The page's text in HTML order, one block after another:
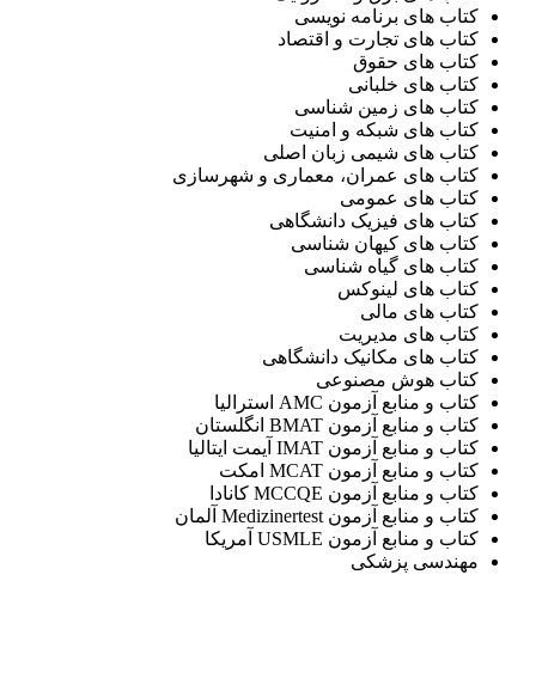
کتاب های برنامه نویسی
کتاب های تجارت و اقتصاد
کتاب های حقوق
کتاب های خلبانی
کتاب های زمین شناسی
کتاب های شبکه و امنیت
کتاب های شیمی زبان اصلی
کتاب های عمران، معماری و شهرسازی
کتاب های عمومی
کتاب های فیزیک دانشگاهی
کتاب های کیهان شناسی
کتاب های گیاه شناسی
کتاب های لینوکس
کتاب های مالی
کتاب های مدیریت
کتاب های مکانیک دانشگاهی
کتاب هوش مصنوعی
کتاب و منابع آزمون AMC استرالیا
کتاب و منابع آزمون BMAT انگلستان
کتاب و منابع آزمون IMAT آیمت ایتالیا
کتاب و منابع آزمون MCAT امکت
کتاب و منابع آزمون MCCQE کانادا
کتاب و منابع آزمون Medizinertest آلمان
کتاب و منابع آزمون USMLE آمریکا
مهندسی پزشکی